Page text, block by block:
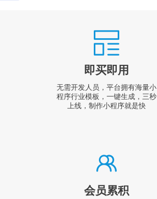
即买即用
无需开发人员，平台拥有海量小
程序行业模板，一键生成，三秒
上线，制作小程序就是快
会员累积